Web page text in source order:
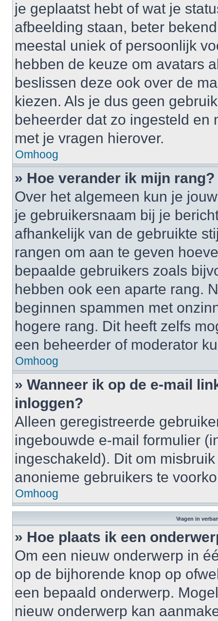
je geplaatst hebt of wat je
afbeelding staan, beter
meestal uniek of persoonlijk
hebben de keuze om avatars
beslissen deze ook over de
kiezen. Als je dus geen
beheerder dat zo ingesteld en
met je vragen hierover.
Omhoog
» Hoe verander ik mijn rang?
Over het algemeen kun je
je gebruikersnaam bij je
afhankelijk van de gebruikte
rangen om aan te geven
bepaalde gebruikers zoals
hebben ook een aparte rang.
beginnen spammen met
hogere rang. Dit heeft zelfs
een beheerder of moderator
Omhoog
» Wanneer ik op de e-mail
inloggen?
Alleen geregistreerde
ingebouwde e-mail formulier
ingeschakeld). Dit om
anonieme gebruikers te
Omhoog
Vragen in
» Hoe plaats ik een
Om een nieuw onderwerp in
op de bijhorende knop op
een bepaald onderwerp.
nieuw onderwerp kan